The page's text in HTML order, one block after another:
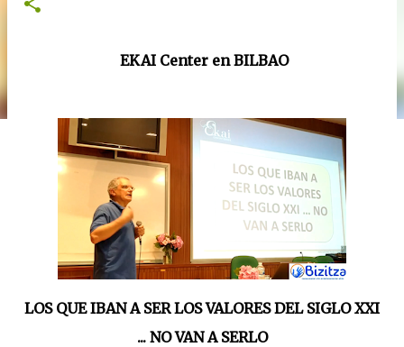
EKAI Center en BILBAO
LOS QUE IBAN A SER LOS VALORES DEL SIGLO XXI
... NO VAN A SERLO